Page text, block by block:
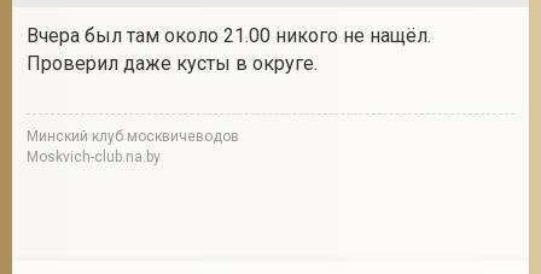
Вчера был там около 21.00 никого не нащёл.
Проверил даже кусты в округе.
Минский клуб москвичеводов
Moskvich-club.na.by